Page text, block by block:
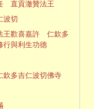
直貢澈贊法王
波切
王歡喜嘉許 仁欽多
行與利生功德
多吉仁波切佛寺